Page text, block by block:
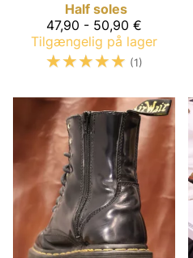
Half soles
47,90 - 50,90 €
Tilgængelig på lager
☆☆☆☆☆ (1)